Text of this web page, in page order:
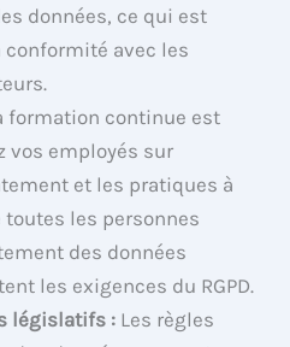
données, ce qui est
avec les
formation continue est
vos employés sur
et les pratiques à
les personnes
des données
les exigences du RGPD.
législatifs : Les règles